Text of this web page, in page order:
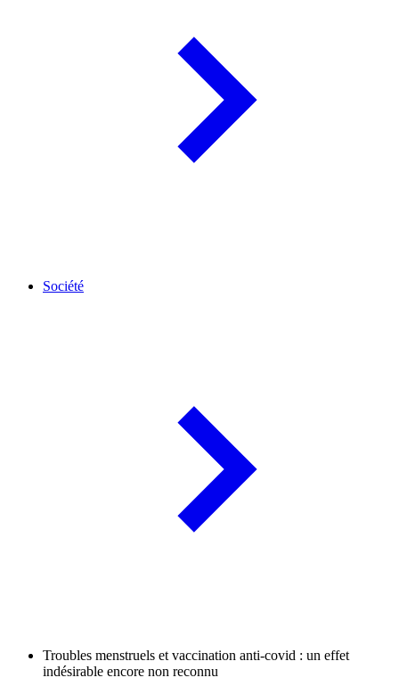
Société
Troubles menstruels et vaccination anti-covid : un effet
indésirable encore non reconnu